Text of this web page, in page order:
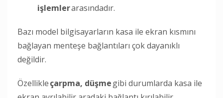
işlemlerarasındadır.
Bazı model bilgisayarların kasa ile ekran kısmını
bağlayan menteşe bağlantıları çok dayanıklı
değildir.
Özellikleçarpma, düşmegibi durumlarda kasa ile